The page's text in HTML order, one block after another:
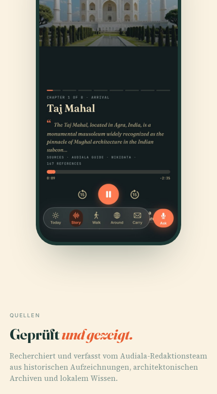
QUELLEN
Geprüftund gezeigt.
Recherchiert und verfasst vom Audiala-Redaktionsteam
aus historischen Aufzeichnungen, architektonischen
Archiven und lokalem Wissen.